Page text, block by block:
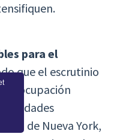
para el
que el escrutinio
entidades
de Nueva York,